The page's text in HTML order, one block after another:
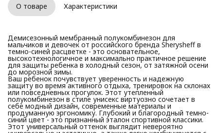
О товаре Характеристики
Демисезонный мембранный полукомбинезон для
мальчиков и девочек от российского бренда Sherysheff в
темно-синей расцветке - это основательное,
высокотехнологичное и максимально практичное решение
для защиты ребенка в холодный сезон, от затяжной осени
до морозной зимы.
Ваш ребенок почувствует уверенность и надежную
защиту во время активного отдыха, тренировок на склонах
или повседневных прогулок. Этот утепленный
полукомбинезон в стиле унисекс виртуозно сочетает в
себе модный дизайн, современные материалы и
продуманную эргономику. Глубокий и благородный темно-
синий цвет - это признанный эталон спортивной классики.
Этот универсальный оттенок выглядит невероятно